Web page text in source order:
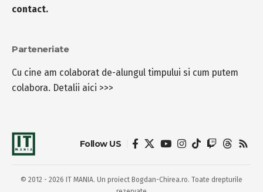
contact.
Parteneriate
Cu cine am colaborat de-alungul timpului si cum putem
colabora. Detalii aici >>>
Follow US
© 2012 - 2026 IT MANIA. Un proiect Bogdan-Chirea.ro. Toate drepturile